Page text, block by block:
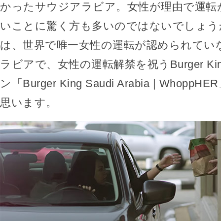
かったサウジアラビア。女性が理由で運
いことに驚く方も多いのではないでしょ
は、世界で唯一女性の運転が認められて
ラビアで、女性の運転解禁を祝うBurger
ン「Burger King Saudi Arabia |
思います。